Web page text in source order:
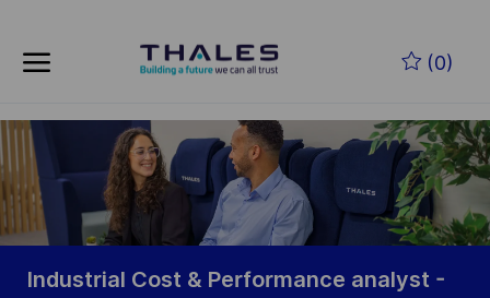
(0)
-
Industrial Cost & Performance analyst -